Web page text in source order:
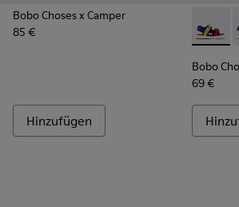
Bobo Choses x Camper
85 €
Hinzufügen
Bobo
Bobo
69 €